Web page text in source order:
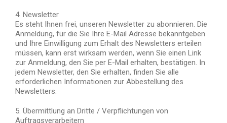
4. Newsletter
Es steht Ihnen frei, unseren Newsletter zu abonnieren. Die
Anmeldung, für die Sie Ihre E-Mail Adresse bekanntgeben
und Ihre Einwilligung zum Erhalt des Newsletters erteilen
müssen, kann erst wirksam werden, wenn Sie einen Link
zur Anmeldung, den Sie per E-Mail erhalten, bestätigen. In
jedem Newsletter, den Sie erhalten, finden Sie alle
erforderlichen Informationen zur Abbestellung des
Newsletters.
5. Übermittlung an Dritte / Verpflichtungen von
Auftragsverarbeitern